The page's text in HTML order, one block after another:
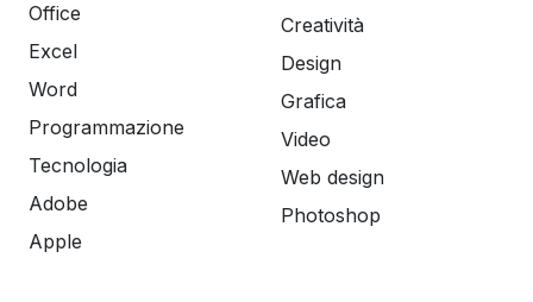
Office
Excel
Word
Programmazione
Tecnologia
Adobe
Apple
Creatività
Design
Grafica
Video
Web design
Photoshop